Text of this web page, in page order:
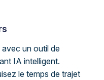
un outil de
IA intelligent.
le temps de trajet